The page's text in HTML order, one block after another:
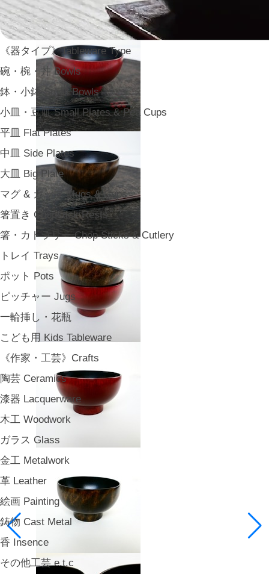
《器タイプ》Tableware Type
碗・椀・丼 Bowls
鉢・小鉢 Small Bowls
小皿・豆皿 Small Plates & Pea Cups
平皿 Flat Plates
中皿 Side Plates
大皿 Big Plate
マグ & カップ Mugs & Cups
箸置き Chopstick Rests
箸・カトラリー Chop Sticks & Cutlery
トレイ Trays
ポット Pots
ピッチャー Jugs
一輪挿し・花瓶
こども用 Kids Tableware
《作家・工芸》Crafts
陶芸 Ceramics
漆器 Lacquerware
木工 Woodwork
ガラス Glass
金工 Metalwork
革 Leather
絵画 Painting
鋳物 Cast Metal
香 Insence
その他工芸 e.t.c